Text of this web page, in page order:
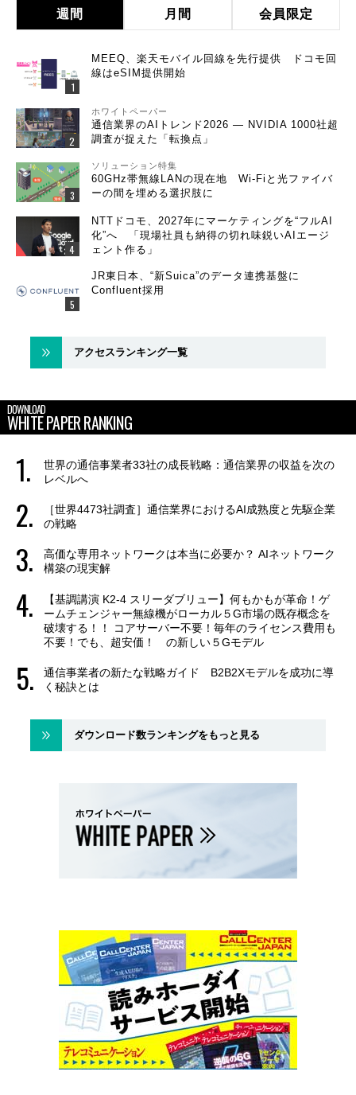
週間 月間 会員限定
MEEQ、楽天モバイル回線を先行提供 ドコモ回
線はeSIM提供開始
ホワイトペーパー
通信業界のAIトレンド2026 ― NVIDIA 1000社超
調査が捉えた「転換点」
ソリューション特集
60GHz帯無線LANの現在地 Wi-Fiと光ファイバ
ーの間を埋める選択肢に
NTTドコモ、2027年にマーケティングを“フルAI
化”へ 「現場社員も納得の切れ味鋭いAIエージ
ェント作る」
JR東日本、“新Suica”のデータ連携基盤に
Confluent採用
アクセスランキング一覧
DOWNLOAD
WHITE PAPER RANKING
世界の通信事業者33社の成長戦略：通信業界の収益を次の
レベルへ
［世界4473社調査］通信業界におけるAI成熟度と先駆企業
の戦略
高価な専用ネットワークは本当に必要か？ AIネットワーク
構築の現実解
【基調講演 K2-4 スリーダブリュー】何もかもが革命！ゲ
ームチェンジャー無線機がローカル５G市場の既存概念を
破壊する！！ コアサーバー不要！毎年のライセンス費用も
不要！でも、超安価！ の新しい５Gモデル
通信事業者の新たな戦略ガイド B2B2Xモデルを成功に導
く秘訣とは
ダウンロード数ランキングをもっと見る